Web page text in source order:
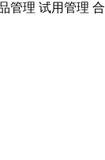
管理 试用管理